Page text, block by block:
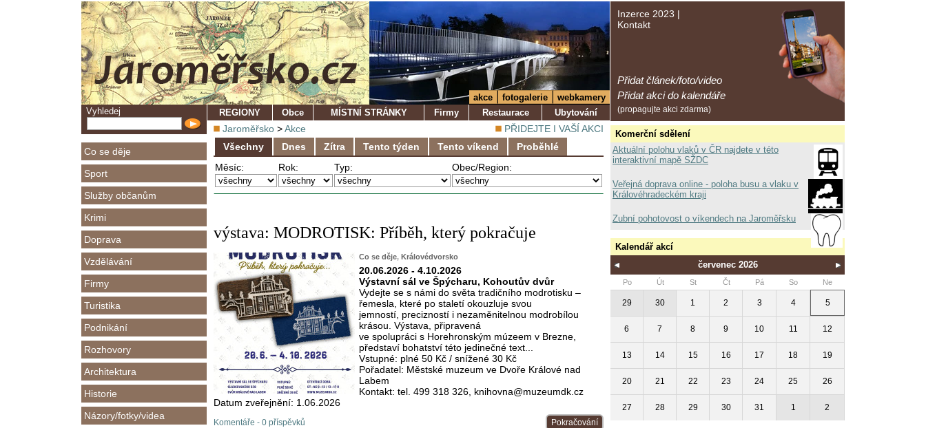
Vyhledej
Co se děje
Sport
Služby občanům
Krimi
Doprava
Vzdělávání
Firmy
Turistika
Podnikání
Rozhovory
Architektura
Historie
Názory/fotky/videa
Inzerce 2023 |
Kontakt
Přidat článek/foto/video
Přidat akci do kalendáře
(propagujte akci zdarma)
akce fotogalerie
webkamery
REGIONY
Obce MÍSTNÍ STRÁNKY Firmy Restaurace Ubytování
Jaroměřsko >Akce
PŘIDEJTE I VAŠÍ AKCI
Všechny
Dnes Zítra Tento týden Tento víkend
Proběhlé
Měsíc:
Rok: Typ: Obec/Region:
výstava: MODROTISK: Příběh, který pokračuje
Co se děje, Královédvorsko
20.06.2026 - 4.10.2026
Výstavní sál ve Špýcharu, Kohoutův dvůr
Vydejte se s námi do světa tradičního modrotisku –
řemesla, které po staletí okouzluje svou
jemností, precizností i nezaměnitelnou modrobílou
krásou. Výstava, připravená
ve spolupráci s Horehronským múzeem v Brezne,
představí bohatství této jedinečné text...
Vstupné: plné 50 Kč / snížené 30 Kč
Pořadatel: Městské muzeum ve Dvoře Králové nad
Labem
Kontakt: tel. 499 318 326, knihovna@muzeumdk.cz
Datum zveřejnění: 1.06.2026
Pokračování
Komentáře - 0 příspěvků
Komerční sdělení
Aktuální polohu vlaků v ČR najdete v této
interaktivní mapě SŽDC
Veřejná doprava online - poloha busu a vlaku v
Královéhradeckém kraji
Zubní pohotovost o víkendech na Jaroměřsku
Kalendář akcí
červenec 2026
Po Út St Čt Pá So Ne
29 30 1 2 3 4 5
6 7 8 9 10 11 12
13 14 15 16 17 18 19
20 21 22 23 24 25 26
27 28 29 30 31 1 2